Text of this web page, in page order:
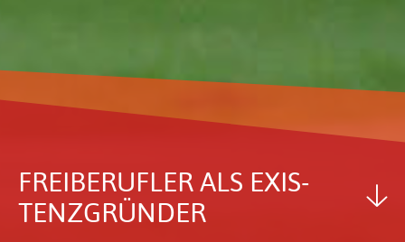
FREI­BE­RUFLER ALS EXIS­
TENZ­GRÜNDER